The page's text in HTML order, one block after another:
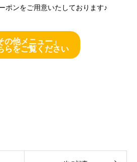
ポンをご用意いたしております♪
の他メニュー」
らをご覧ください